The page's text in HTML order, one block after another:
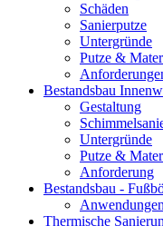
Schäden
Sanierputze
Untergründe
Putze &
Bestandsbau
Gestaltung
Untergründe
Putze &
Anforderung
Bestandsbau -
Anwendungen
Thermische